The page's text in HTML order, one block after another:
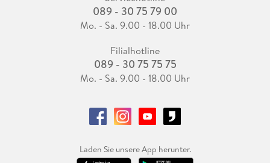
089 - 30 75 79 00
Mo. - Sa. 9.00 - 18.00 Uhr
Filialhotline
089 - 30 75 75 75
Mo. - Sa. 9.00 - 18.00 Uhr
Laden Sie unsere App herunter.